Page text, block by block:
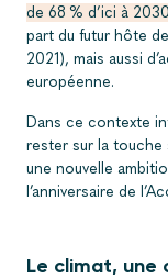
de 68 % d’ici à 2030
part du futur hôte
2021), mais aussi
européenne.
Dans ce contexte
rester sur la touche
une nouvelle
l’anniversaire de
Le climat, une